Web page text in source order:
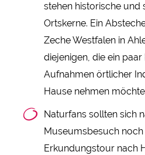
stehen historische und
Ortskerne. Ein
Zeche Westfalen in
diejenigen, die ein
Aufnahmen örtlicher
Hause nehmen
Naturfans sollten sich
Museumsbesuch
Erkundungstour nach